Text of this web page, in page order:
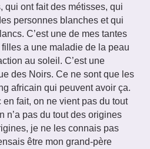
qui ont fait des métisses, qui
personnes blanches et qui
C’est une de mes tantes
a une maladie de la peau
au soleil. C’est une
des Noirs. Ce ne sont que les
africain qui peuvent avoir ça.
en fait, on ne vient pas du tout
n’a pas du tout des origines
je ne les connais pas
être mon grand-père